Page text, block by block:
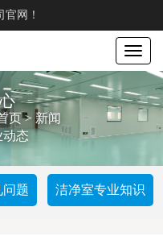
网！
Toggle
页> 新闻
动态
问题 洁净室专业知识